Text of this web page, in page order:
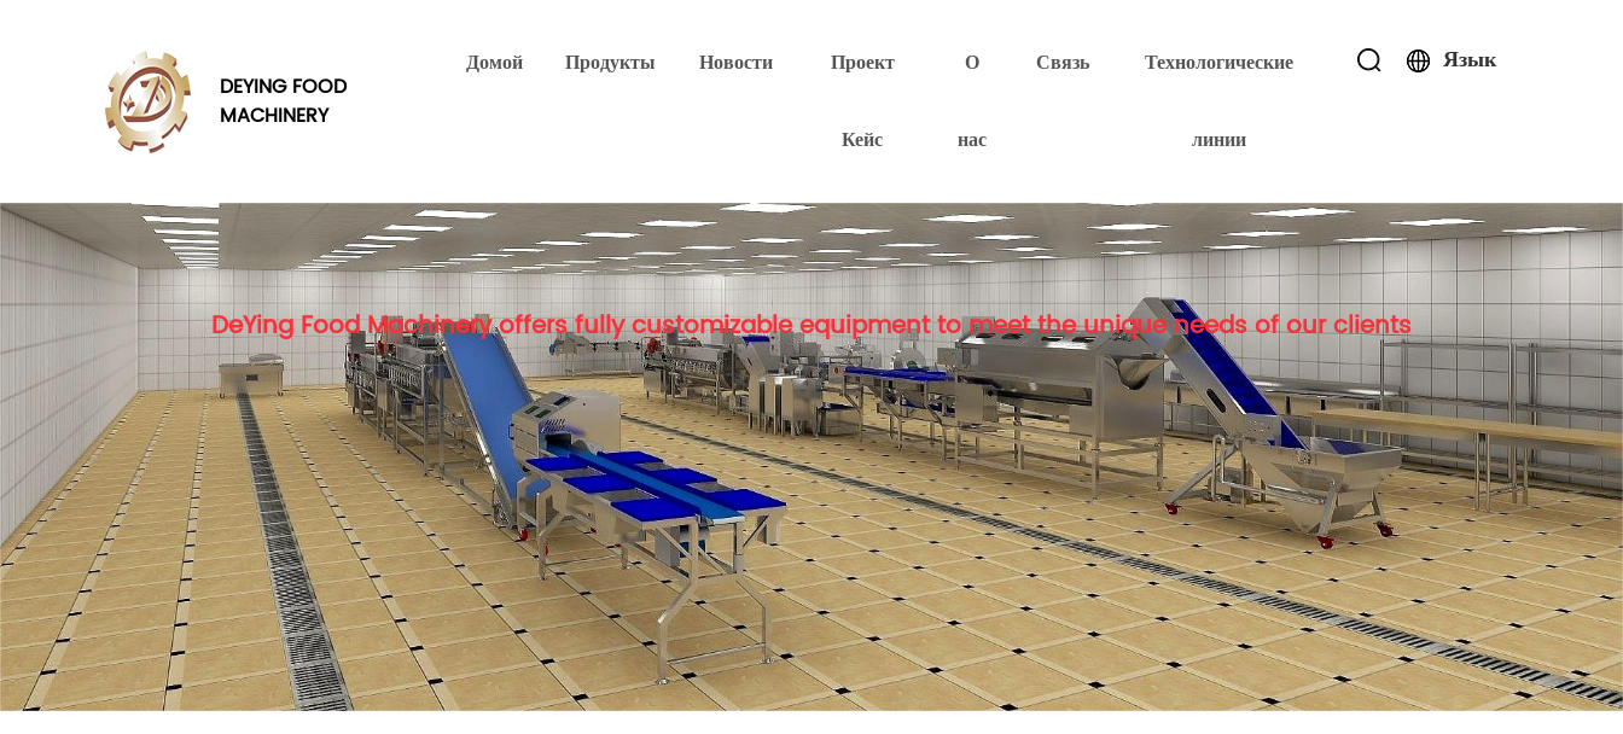
DEYING FOOD
MACHINERY
Домой Продукты Новости Проект
Кейс
О
нас
Связь Технологические
линии
Язык
DeYing Food Machinery offers fully customizable equipment to meet the unique needs of our clients